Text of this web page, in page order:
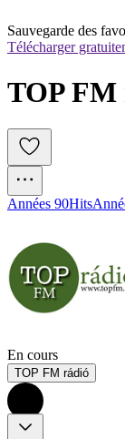
Sauvegarde des
Télécharger
TOP FM
Années 90Hits
En cours
TOP FM rádió